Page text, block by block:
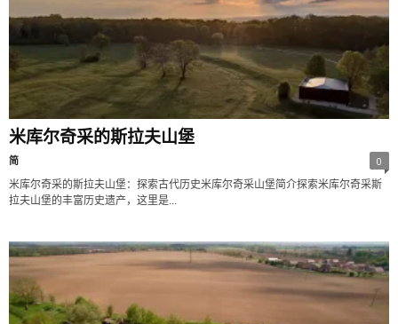
米库尔奇采的斯拉夫山堡
简 0
米库尔奇采的斯拉夫山堡：探索古代历史米库尔奇采山堡简介探索米库尔奇采斯
拉夫山堡的丰富历史遗产，这里是...